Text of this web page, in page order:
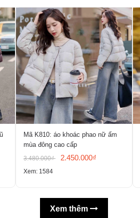
Mã K810: áo khoác phao nữ ấm
mùa đông cao cấp
3.480.000₫ 2.450.000₫
Xem: 1584
Xem thêm